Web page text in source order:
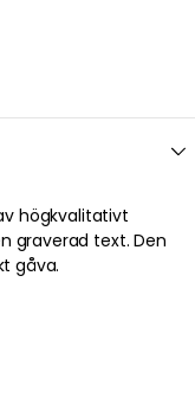
högkvalitativt
graverad text. Den
gåva.